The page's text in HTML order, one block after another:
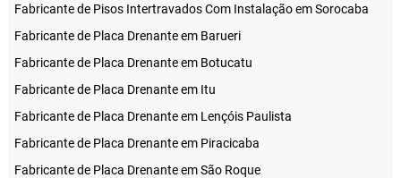
Fabricante de Pisos Intertravados Com Instalação em Sorocaba
Fabricante de Placa Drenante em Barueri
Fabricante de Placa Drenante em Botucatu
Fabricante de Placa Drenante em Itu
Fabricante de Placa Drenante em Lençóis Paulista
Fabricante de Placa Drenante em Piracicaba
Fabricante de Placa Drenante em São Roque